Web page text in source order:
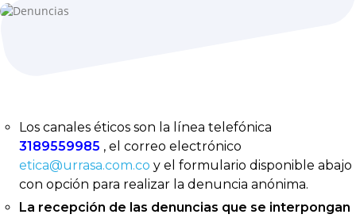
Los canales éticos son la línea telefónica
3189559985 , el correo electrónico
etica@urrasa.com.co y el formulario disponible abajo
con opción para realizar la denuncia anónima.
La recepción de las denuncias que se interpongan